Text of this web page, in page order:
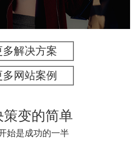
多解决方案
多网站案例
策变的简单
始是成功的一半